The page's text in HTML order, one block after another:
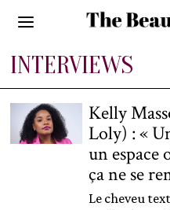
INTERVIEWS
Kelly
Loly) : «
un espace
ça ne se
Le cheveu